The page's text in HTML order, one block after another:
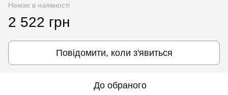
Немає в наявності
2 522 грн
Повідомити, коли з'явиться
До обраного